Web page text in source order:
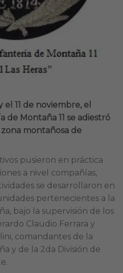
11 de noviembre, el
Montaña 11 se adiestró
montañosa de
pusieron en práctica
a nivel compañías,
se desarrollaron en
pertenecientes a la
bajo la supervisión de los
Claudio Ferrara y
comandantes de la
y de la 2da División de